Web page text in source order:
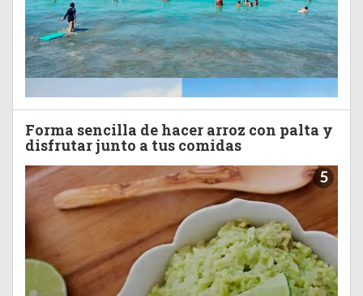
Forma sencilla de hacer arroz con palta y
disfrutar junto a tus comidas
5